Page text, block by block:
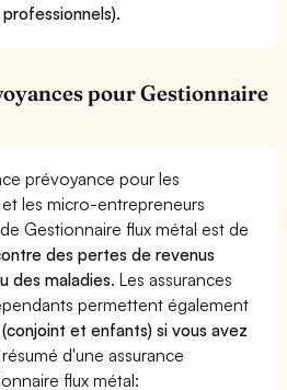
pour Gestionnaire
prévoyance pour les
les micro-entrepreneurs
Gestionnaire flux métal est de
des pertes de revenus
des maladies. Les assurances
permettent également
et enfants) si vous avez
d'une assurance
flux métal: